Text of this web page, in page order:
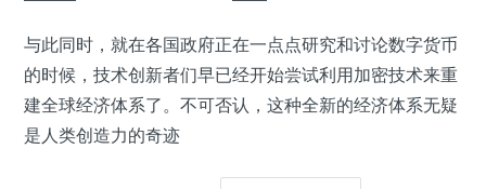
与此同时，就在各国政府正在一点点研究和讨论数字货币
的时候，技术创新者们早已经开始尝试利用加密技术来重
建全球经济体系了。不可否认，这种全新的经济体系无疑
是人类创造力的奇迹